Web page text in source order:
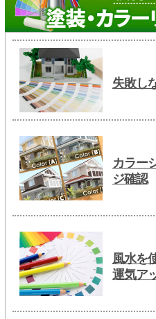
失敗し
カラー
ジ確認
風水を
運気ア